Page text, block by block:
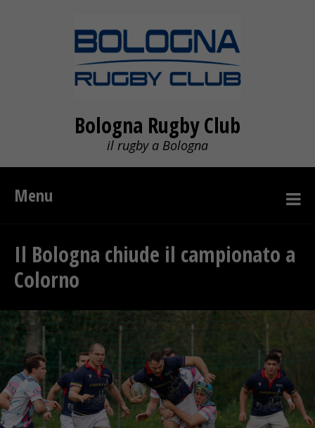
Bologna Rugby Club
il rugby a Bologna
Menu
Il Bologna chiude il campionato a
Colorno